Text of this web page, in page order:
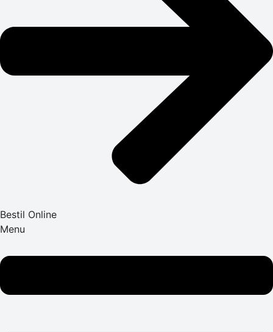
Bestil Online
Menu